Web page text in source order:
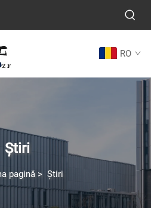
RO
Știri
pagină> Știri